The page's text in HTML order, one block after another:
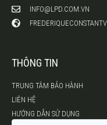
INFO@LPD.COM.VN
THÔNG TIN
TRUNG TÂM BẢO HÀNH
LIÊN HỆ
HƯỚNG DẪN SỬ DỤNG